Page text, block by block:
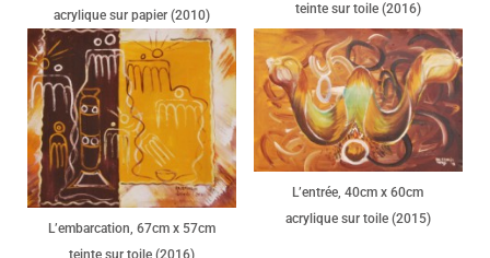
acrylique sur papier (2010)
teinte sur toile (2016)
L’embarcation, 67cm x 57cm
teinte sur toile (2016)
L’entrée, 40cm x 60cm
acrylique sur toile (2015)